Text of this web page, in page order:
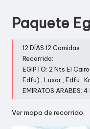
E
S
U
R
O
Paquete
12 DÍAS 12 Comidas
Recorrido:
EGIPTO: 2 Nts El
Edfu) , Luxor , Edfu ,
EMIRATOS ARABES:
Ver mapa de recorrido: